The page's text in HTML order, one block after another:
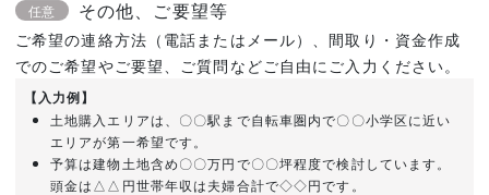
任意 その他、ご要望等
ご希望の連絡方法（電話またはメール）、間取り・資金作成
でのご希望やご要望、ご質問などご自由にご入力ください。
【入力例】
土地購入エリアは、〇〇駅まで自転車圏内で〇〇小学区に近い
エリアが第一希望です。
予算は建物土地含め〇〇万円で〇〇坪程度で検討しています。
頭金は△△円世帯年収は夫婦合計で◇◇円です。